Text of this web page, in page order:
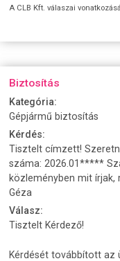
A CLB Kft. válaszai
Biztosítás
Kategória:
Gépjármű biztosítás
Kérdés:
Tisztelt címzett!
száma: 2026.01*****
közleményben mit írjak,
Géza
Válasz:
Tisztelt Kérdező!
Kérdését továbbított az